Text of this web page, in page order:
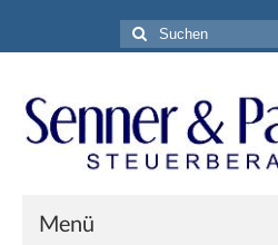
Suchen
nach:
Menü